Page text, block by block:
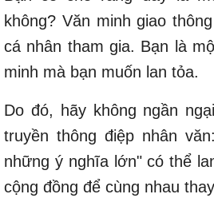
không? Văn minh giao
cá nhân tham gia. Bạn là
minh mà bạn muốn lan tỏa.
Do đó, hãy không ngần
truyền thông điệp nhân
những ý nghĩa lớn" có thể
cộng đồng để cùng nhau